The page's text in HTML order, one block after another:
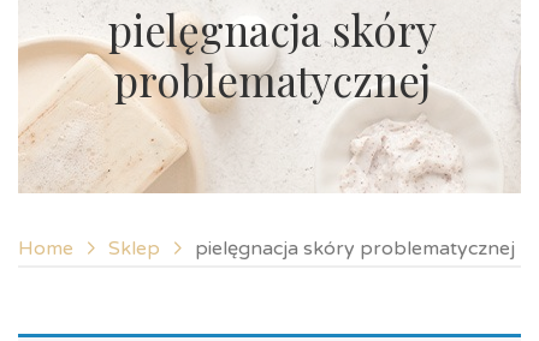
pielęgnacja skóry
problematycznej
Home Sklep pielęgnacja skóry problematycznej